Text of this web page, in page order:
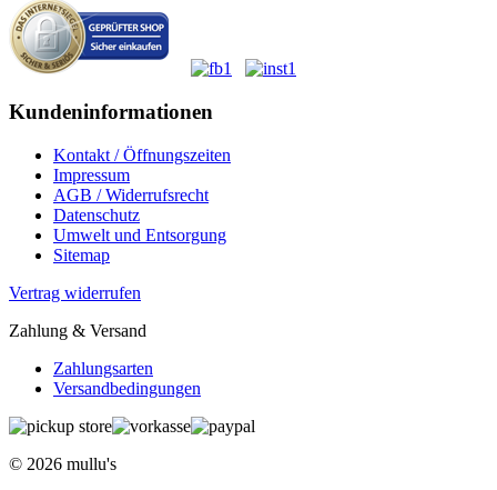
Kundeninformationen
Kontakt / Öffnungszeiten
Impressum
AGB / Widerrufsrecht
Datenschutz
Umwelt und Entsorgung
Sitemap
Vertrag widerrufen
Zahlung & Versand
Zahlungsarten
Versandbedingungen
© 2026 mullu's